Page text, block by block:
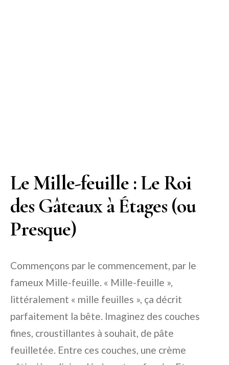
Le Mille-feuille : Le Roi
des Gâteaux à Étages (ou
Presque)
Commençons par le commencement, par le
fameux Mille-feuille. « Mille-feuille »,
littéralement « mille feuilles », ça décrit
parfaitement la bête. Imaginez des couches
fines, croustillantes à souhait, de pâte
feuilletée. Entre ces couches, une crème